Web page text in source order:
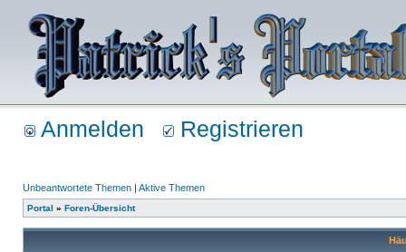
Anmelden Registrieren
Unbeantwortete Themen | Aktive Themen
Portal » Foren-Übersicht